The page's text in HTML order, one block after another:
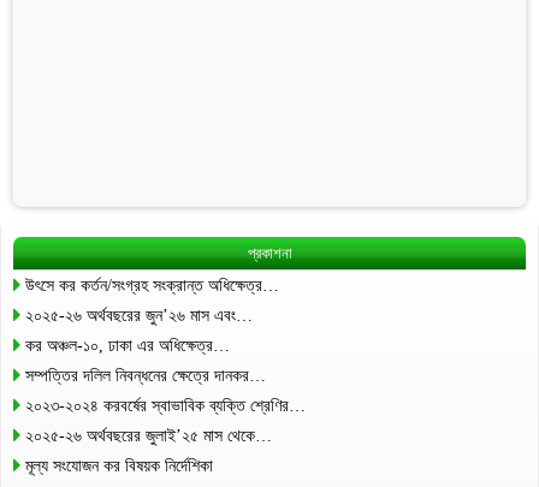
প্রকাশনা
উৎসে কর কর্তন/সংগ্রহ সংক্রান্ত অধিক্ষেত্র…
২০২৫-২৬ অর্থবছরের জুন’২৬ মাস এবং…
কর অঞ্চল-১০, ঢাকা এর অধিক্ষেত্র…
সম্পত্তির দলিল নিবন্ধনের ক্ষেত্রে দানকর…
২০২৩-২০২৪ করবর্ষের স্বাভাবিক ব্যক্তি শ্রেণির…
২০২৫-২৬ অর্থবছরের জুলাই’২৫ মাস থেকে…
মূল্য সংযোজন কর বিষয়ক নির্দেশিকা